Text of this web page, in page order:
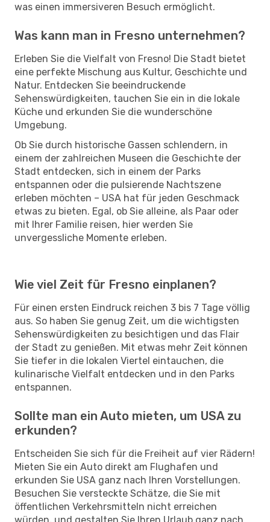
was einen immersiveren Besuch ermöglicht.
Was kann man in Fresno unternehmen?
Erleben Sie die Vielfalt von Fresno! Die Stadt bietet
eine perfekte Mischung aus Kultur, Geschichte und
Natur. Entdecken Sie beeindruckende
Sehenswürdigkeiten, tauchen Sie ein in die lokale
Küche und erkunden Sie die wunderschöne
Umgebung.
Ob Sie durch historische Gassen schlendern, in
einem der zahlreichen Museen die Geschichte der
Stadt entdecken, sich in einem der Parks
entspannen oder die pulsierende Nachtszene
erleben möchten – USA hat für jeden Geschmack
etwas zu bieten. Egal, ob Sie alleine, als Paar oder
mit Ihrer Familie reisen, hier werden Sie
unvergessliche Momente erleben.
Wie viel Zeit für Fresno einplanen?
Für einen ersten Eindruck reichen 3 bis 7 Tage völlig
aus. So haben Sie genug Zeit, um die wichtigsten
Sehenswürdigkeiten zu besichtigen und das Flair
der Stadt zu genießen. Mit etwas mehr Zeit können
Sie tiefer in die lokalen Viertel eintauchen, die
kulinarische Vielfalt entdecken und in den Parks
entspannen.
Sollte man ein Auto mieten, um USA zu
erkunden?
Entscheiden Sie sich für die Freiheit auf vier Rädern!
Mieten Sie ein Auto direkt am Flughafen und
erkunden Sie USA ganz nach Ihren Vorstellungen.
Besuchen Sie versteckte Schätze, die Sie mit
öffentlichen Verkehrsmitteln nicht erreichen